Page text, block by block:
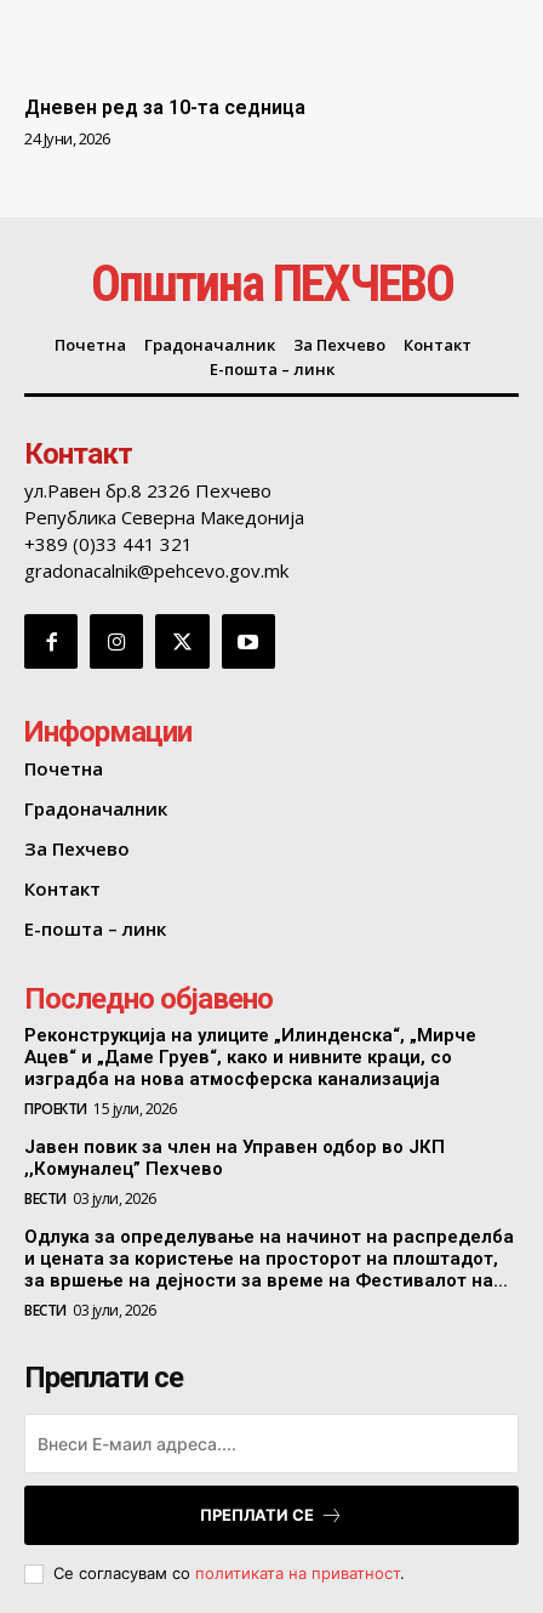
Дневен ред за 10-та седница
24 Јуни, 2026
Општина ПЕХЧЕВО
Почетна Градоначалник За Пехчево
Контакт
Е-пошта – линк
Контакт
ул.Равен бр.8 2326 Пехчево
Република Северна Македонија
+389 (0)33 441 321
gradonacalnik@pehcevo.gov.mk
Информации
Почетна
Градоначалник
За Пехчево
Контакт
Е-пошта – линк
Последно објавено
Реконструкција на улиците „Илинденска“, „Мирче
Ацев“ и „Даме Груев“, како и нивните краци, со
изградба на нова атмосферска канализација
ПРОЕКТИ 15 јули, 2026
Јавен повик за член на Управен одбор во ЈКП
,,Комуналец” Пехчево
ВЕСТИ 03 јули, 2026
Одлука за определување на начинот на распределба
и цената за користење на просторот на плоштадот,
за вршење на дејности за време на Фестивалот на...
ВЕСТИ 03 јули, 2026
Преплати се
ПРЕПЛАТИ СЕ
Се согласувам со политиката на приватност.